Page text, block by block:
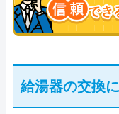
給湯器の交換